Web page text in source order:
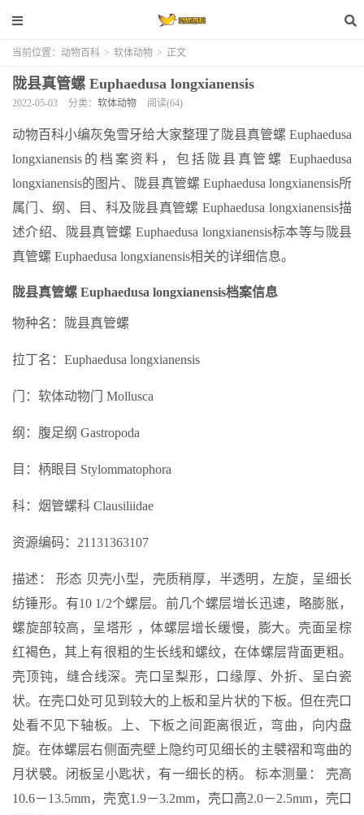
当前位置： 动物百科 > 软体动物 > 正文
陇县真管螺 Euphaedusa longxianensis
2022-05-03 分类： 软体动物 阅读(64)
动物百科小编灰兔雪牙给大家整理了陇县真管螺 Euphaedusa
longxianensis的档案资料，包括陇县真管螺 Euphaedusa
longxianensis的图片、陇县真管螺 Euphaedusa longxianensis所
属门、纲、目、科及陇县真管螺 Euphaedusa longxianensis描
述介绍、陇县真管螺 Euphaedusa longxianensis标本等与陇县
真管螺 Euphaedusa longxianensis相关的详细信息。
陇县真管螺 Euphaedusa longxianensis档案信息
物种名：陇县真管螺
拉丁名：Euphaedusa longxianensis
门：软体动物门 Mollusca
纲：腹足纲 Gastropoda
目：柄眼目 Stylommatophora
科：烟管螺科 Clausiliidae
资源编码：21131363107
描述： 形态 贝壳小型，壳质稍厚，半透明，左旋，呈细长
纺锤形。有10 1/2个螺层。前几个螺层增长迅速，略膨胀，
螺旋部较高，呈塔形 ，体螺层增长缓慢，膨大。壳面呈棕
红褐色，其上有很粗的生长线和螺纹，在体螺层背面更粗。
壳顶钝，缝合线深。壳口呈梨形，口缘厚、外折、呈白瓷
状。在壳口处可见到较大的上板和呈片状的下板。但在壳口
处看不见下轴板。上、下板之间距离很近，弯曲，向内盘
旋。在体螺层右侧面壳壁上隐约可见细长的主襞褶和弯曲的
月状襞。闭板呈小匙状，有一细长的柄。 标本测量： 壳高
10.6－13.5mm，壳宽1.9－3.2mm，壳口高2.0－2.5mm，壳口